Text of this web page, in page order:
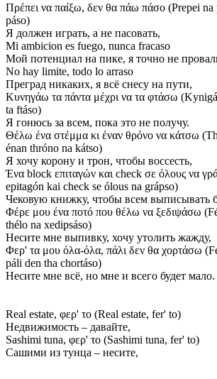
Πρέπει να παίξω, δεν θα πάω πάσο (Prepei
páso)
Я должен играть, а не пасовать,
Mi ambicion es fuego, nunca fracaso
Мой потенциал на пике, я точно не
No hay limite, todo lo arraso
Преград никаких, я всё снесу на пути,
Κυνηγάω τα πάντα μέχρι να τα φτάσω
ta ftáso)
Я гонюсь за всем, пока это не получу.
Θέλω ένα στέμμα κι έναν θρόνο να κάτσω
énan thróno na kátso)
Я хочу корону и трон, чтобы воссесть,
Ένα block επιταγών και check σε όλους να
epitagón kai check se ólous na grápso)
Чековую книжку, чтобы всем выписывать
Φέρε μου ένα ποτό που θέλω να ξεδιψάσω
thélo na xedipsáso)
Несите мне выпивку, хочу утолить жажду,
Φερ' τα μου όλα-όλα, πάλι δεν θα χορτάσω
páli den tha chortáso)
Несите мне всё, но мне и всего будет мало.
Real estate, φερ' το (Real estate, fer' to)
Недвижимость – давайте,
Sashimi tuna, φερ' το (Sashimi tuna, fer' to)
Сашими из тунца – несите,